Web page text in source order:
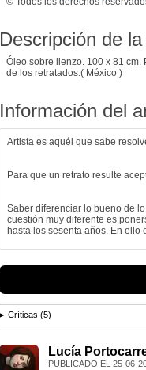
Descripción de
Óleo sobre lienzo. 100 x 81
de los retratados.( México )
Información del
Artista es aquél que sabe
Para que un retrato resulte
Saber diferenciar lo bueno de
cuestión muy diferente es
hasta los sesenta años. En ello
(Isabel Pino, agosto,...
Críticas (5)
Lucía
PUBLICADO EL 25-06-